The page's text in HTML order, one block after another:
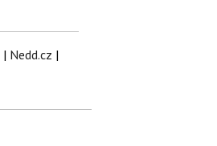
| Nedd.cz |